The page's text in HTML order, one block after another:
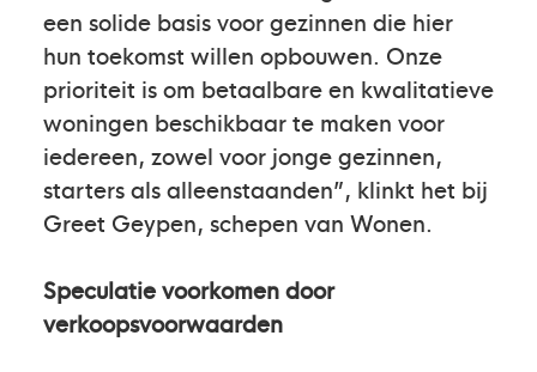
een solide basis voor gezinnen die hier
hun toekomst willen opbouwen. Onze
prioriteit is om betaalbare en kwalitatieve
woningen beschikbaar te maken voor
iedereen, zowel voor jonge gezinnen,
starters als alleenstaanden”, klinkt het bij
Greet Geypen, schepen van Wonen.
Speculatie voorkomen door
verkoopsvoorwaarden